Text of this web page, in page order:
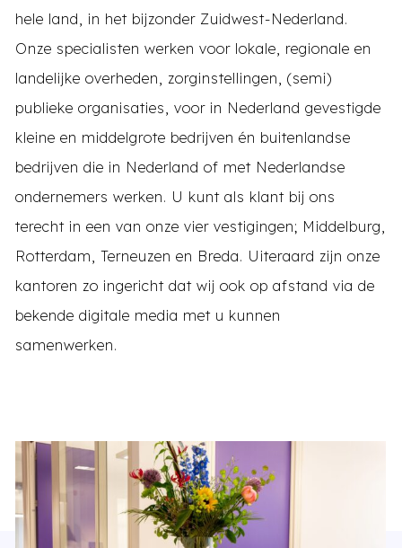
hele land, in het bijzonder Zuidwest-Nederland.
Onze specialisten werken voor lokale, regionale en
landelijke overheden, zorginstellingen, (semi)
publieke organisaties, voor in Nederland gevestigde
kleine en middelgrote bedrijven én buitenlandse
bedrijven die in Nederland of met Nederlandse
ondernemers werken. U kunt als klant bij ons
terecht in een van onze vier vestigingen; Middelburg,
Rotterdam, Terneuzen en Breda. Uiteraard zijn onze
kantoren zo ingericht dat wij ook op afstand via de
bekende digitale media met u kunnen
samenwerken.